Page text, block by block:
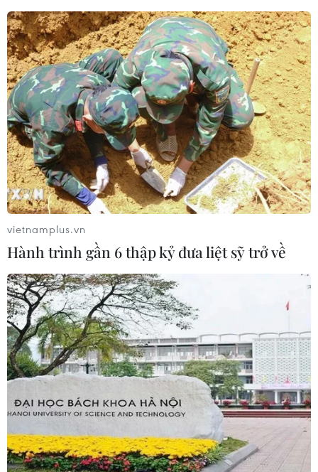
TIN CÙNG CHUYÊN MỤC
Thành phố Hồ Chí Minh xuất hiện
mưa dông trên diện rộng
vietnamplus.vn
Hành trình gần 6 thập kỷ đưa liệt sỹ trở về